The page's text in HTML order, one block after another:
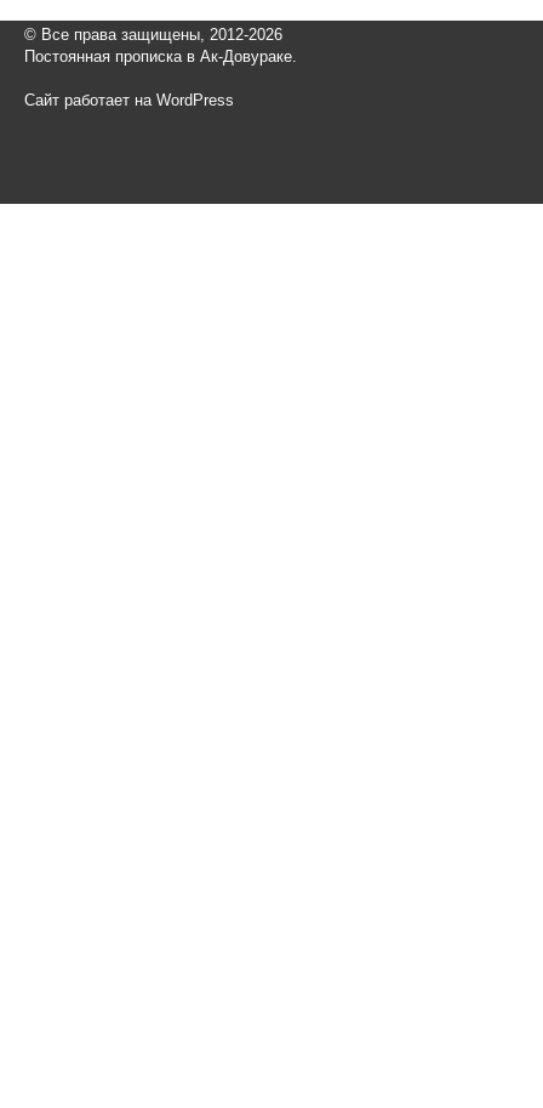
© Все права защищены, 2012-2026
Постоянная прописка в Ак-Довураке.
Сайт работает на WordPress